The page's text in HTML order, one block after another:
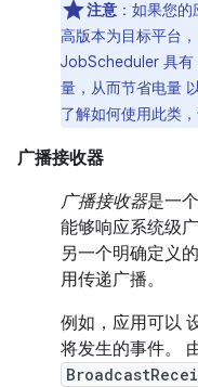
注意 ：如果您
高版本为目标平台
JobScheduler 具有
量，从而节省电量
了解如何使用此类
广播接收器
广播接收器是一
能够响应系统级
另一个明确定义
用传递广播。
例如，应用可以
将发生的事件。